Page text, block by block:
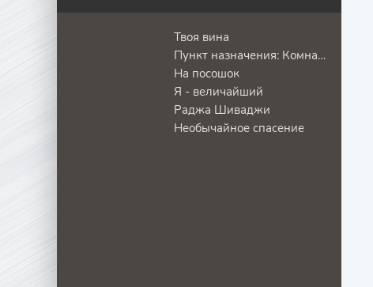
Твоя вина
Пункт назначения: Комната 666
На посошок
Я - величайший
Раджа Шиваджи
Необычайное спасение